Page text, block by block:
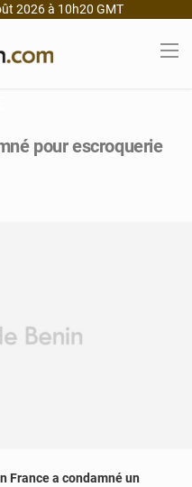
2026 à 10h20 GMT
pour escroquerie
France a condamné un